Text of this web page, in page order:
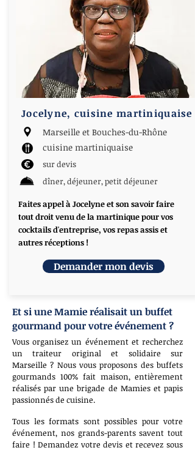
Et si une Mamie réalisait un buffet
gourmand pour votre événement ?
Vous organisez un événement et recherchez
un traiteur original et solidaire sur
Marseille ? Nous vous proposons des buffets
gourmands 100% fait maison, entièrement
réalisés par une brigade de Mamies et papis
passionnés de cuisine.
Tous les formats sont possibles pour votre
événement, nos grands-parents savent tout
faire ! Demandez votre devis et recevez sous
Jocelyne, cuisine martiniquaise
Marseille et Bouches-du-Rhône
cuisine martiniquaise
sur devis
dîner, déjeuner, petit déjeuner
Faites appel à Jocelyne et son savoir faire
tout droit venu de la martinique pour vos
cocktails d'entreprise, vos repas assis et
autres réceptions !
Demander mon devis